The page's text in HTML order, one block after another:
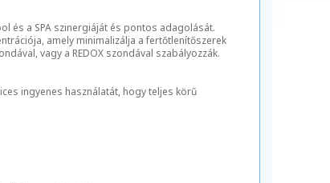
és a SPA szinergiáját és pontos adagolását.
amely minimalizálja a fertőtlenítőszerek
vagy a REDOX szondával szabályozzák.
ingyenes használatát, hogy teljes körű